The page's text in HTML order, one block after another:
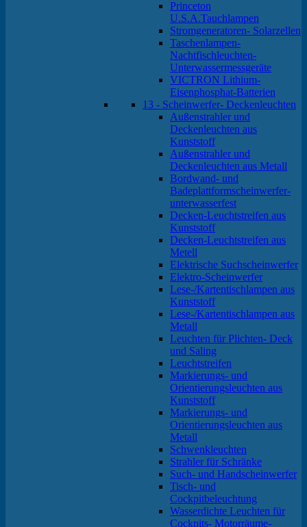
Princeton
U.S.A.Tauchlampen
Stromgeneratoren- Solarzellen
Taschenlampen-
Nachtfischleuchten-
Unterwassermessgeräte
VICTRON Lithium-
Eisenphosphat-Batterien
13 - Scheinwerfer- Deckenleuchten
Außenstrahler und
Deckenleuchten aus
Kunststoff
Außenstrahler und
Deckenleuchten aus Metall
Bordwand- und
Badeplattformscheinwerfer-
unterwasserfest
Decken-Leuchtstreifen aus
Kunststoff
Decken-Leuchtstreifen aus
Metell
Elektrische Suchscheinwerfer
Elektro-Scheinwerfer
Lese-/Kartentischlampen aus
Kunststoff
Lese-/Kartentischlampen aus
Metall
Leuchten für Plichten- Deck
und Saling
Leuchtstreifen
Markierungs- und
Orientierungsleuchten aus
Kunststoff
Markierungs- und
Orientierungsleuchten aus
Metall
Schwenkleuchten
Strahler für Schränke
Such- und Handscheinwerfer
Tisch- und
Cockpitbeleuchtung
Wasserdichte Leuchten für
Cockpits- Motorräume-